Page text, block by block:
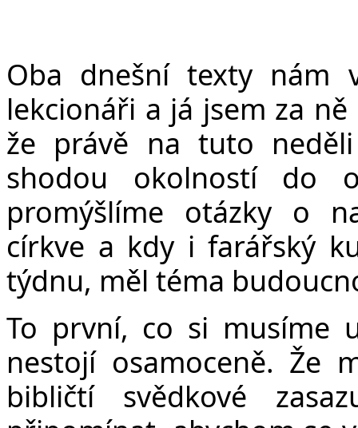
Oba dnešní texty nám
lekcionáři a já jsem za
že právě na tuto
shodou okolností do
promýšlíme otázky o
církve a kdy i farářský
týdnu, měl téma
To první, co si musíme
nestojí osamoceně. Že
bibličtí svědkové